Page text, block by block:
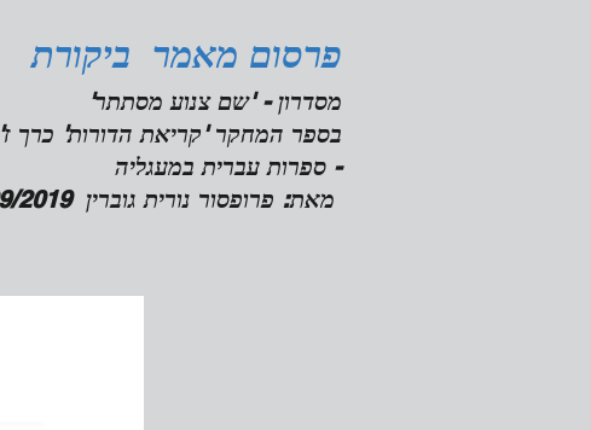
פרסום מאמר ביקורת
מסדרון - 'שם צנוע מסתתר'
בספר המחקר 'קריאת הדורות' כרך ז'
- ספרות עברית במעגליה
מאת: פרופסור נורית גוברין 17/09/2019